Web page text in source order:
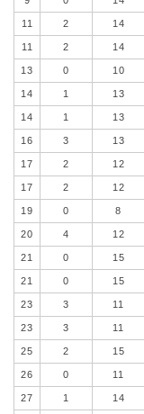
11 2 14
11 2 14
13 0 10
14 1 13
14 1 13
16 3 13
17 2 12
17 2 12
19 0 8
20 4 12
21 0 15
21 0 15
23 3 11
23 3 11
25 2 15
26 0 11
27 1 14